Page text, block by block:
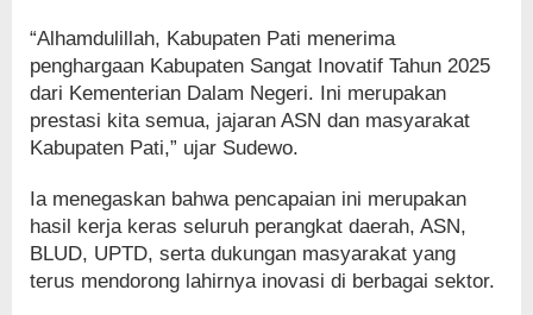
“Alhamdulillah, Kabupaten Pati menerima
penghargaan Kabupaten Sangat Inovatif Tahun 2025
dari Kementerian Dalam Negeri. Ini merupakan
prestasi kita semua, jajaran ASN dan masyarakat
Kabupaten Pati,” ujar Sudewo.
Ia menegaskan bahwa pencapaian ini merupakan
hasil kerja keras seluruh perangkat daerah, ASN,
BLUD, UPTD, serta dukungan masyarakat yang
terus mendorong lahirnya inovasi di berbagai sektor.